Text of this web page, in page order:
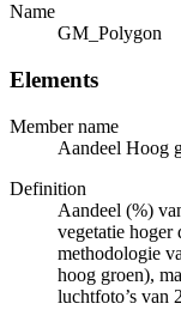
Name
GM_Polygon
Elements
Member name
Aandeel Hoog
Definition
Aandeel (%)
vegetatie hoger
methodologie
hoog groen),
luchtfoto’s van